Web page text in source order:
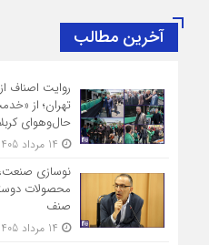
آخرین مطالب
روایت اصناف
تهران؛ از
حال‌وهوای
نوسازی
محصولات
صنف